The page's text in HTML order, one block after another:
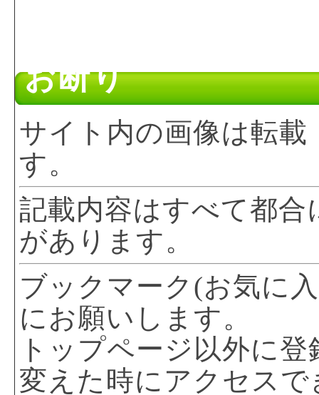
お断り
サイト内の画像は転
す。
記載内容はすべて都
があります。
ブックマーク(お気に
にお願いします。
トップページ以外に
変えた時にアクセス